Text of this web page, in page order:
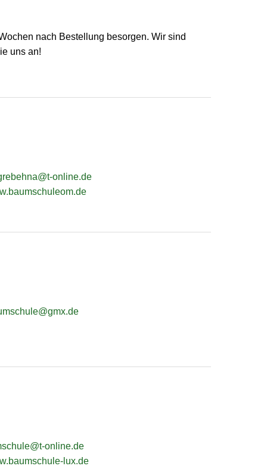
nach Bestellung besorgen. Wir sind
uns an!
online.de
online.de
lux.de